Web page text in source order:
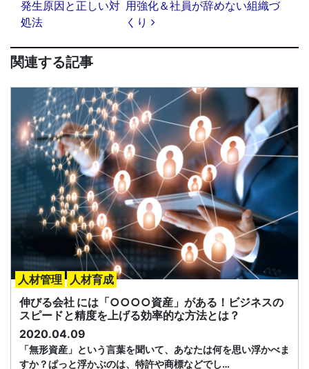
ナ
ビ
ー
シ
ン
発生原因と正しい対
処法
用強化＆社員が辞めない組織づ
くり
関連する記事
人材管理
人材育成
伸びる会社 には「○○○○資産」がある！ビジネスの
スピードと精度を上げる効率的な方法とは？
2020.04.09
「無形資産」という言葉を聞いて、あなたは何を思い浮かべま
すか？ぱっと浮かぶのは、特許や商標などでし…